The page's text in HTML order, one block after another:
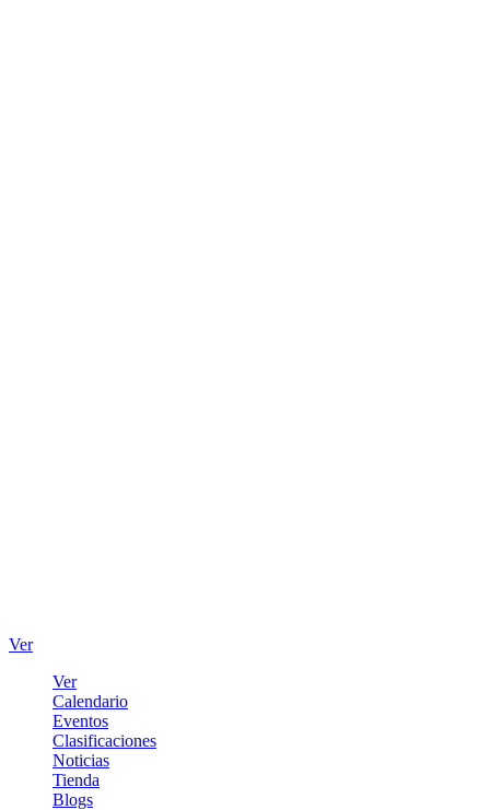
Ver
Ver
Calendario
Eventos
Clasificaciones
Noticias
Tienda
Blogs